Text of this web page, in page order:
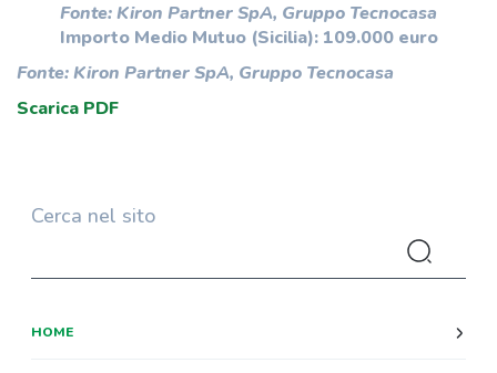
Fonte: Kiron Partner SpA, Gruppo Tecnocasa
Importo Medio Mutuo (Sicilia): 109.000 euro
Fonte: Kiron Partner SpA, Gruppo Tecnocasa
Scarica PDF
Cerca nel sito
HOME